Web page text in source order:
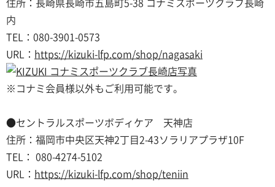
住所：長崎県長崎市五島町5-38 コナミスポーツクラブ長崎
内
TEL：080-3901-0573
URL： https://kizuki-lfp.com/shop/nagasaki
※コナミ会員様以外もご利用可能です。
●セントラルスポーツボディケア 天神店
住所：福岡市中央区天神2丁目2-43ソラリアプラザ10F
TEL：
080-4274-5102
URL： https://kizuki-lfp.com/shop/teniin